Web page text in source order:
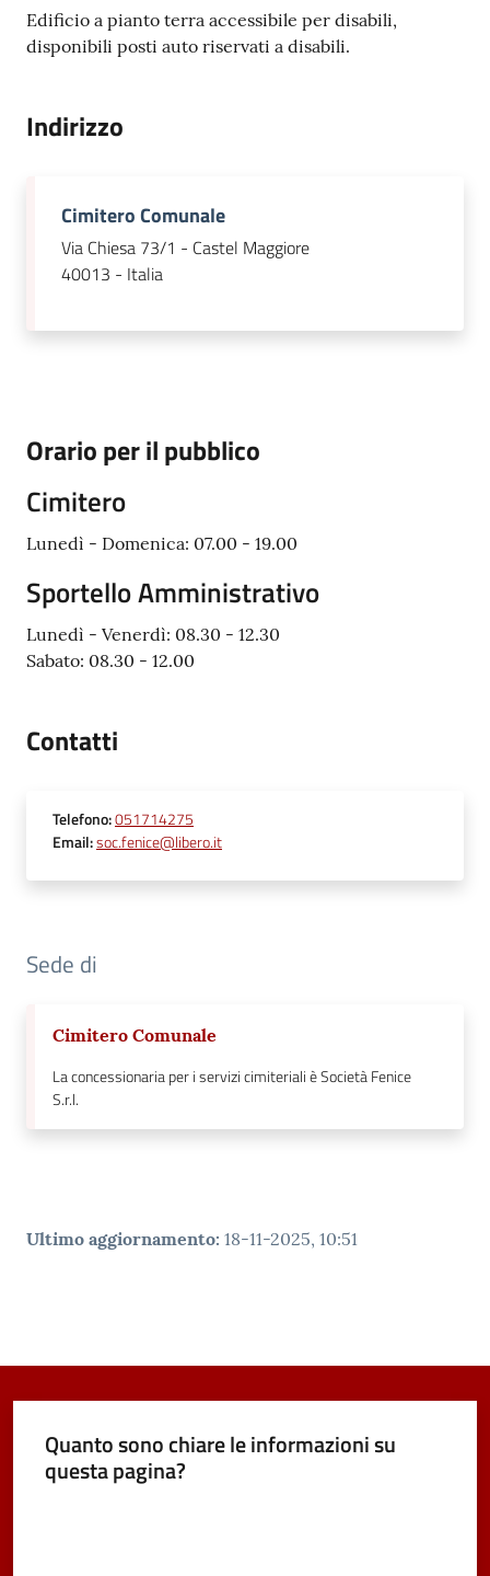
gli
argomenti...
Edificio a pianto terra accessibile per disabili,
disponibili posti auto riservati a disabili.
Indirizzo
Cimitero Comunale
Via Chiesa 73/1 - Castel Maggiore
40013 - Italia
Orario per il pubblico
Cimitero
Lunedì - Domenica: 07.00 - 19.00
Sportello Amministrativo
Lunedì - Venerdì: 08.30 - 12.30
Sabato: 08.30 - 12.00
Contatti
Telefono:051714275
Email:soc.fenice@libero.it
Sede di
Cimitero Comunale
La concessionaria per i servizi cimiteriali è Società Fenice
S.r.l.
Ultimo aggiornamento: 18-11-2025, 10:51
Quanto sono chiare le informazioni su
questa pagina?